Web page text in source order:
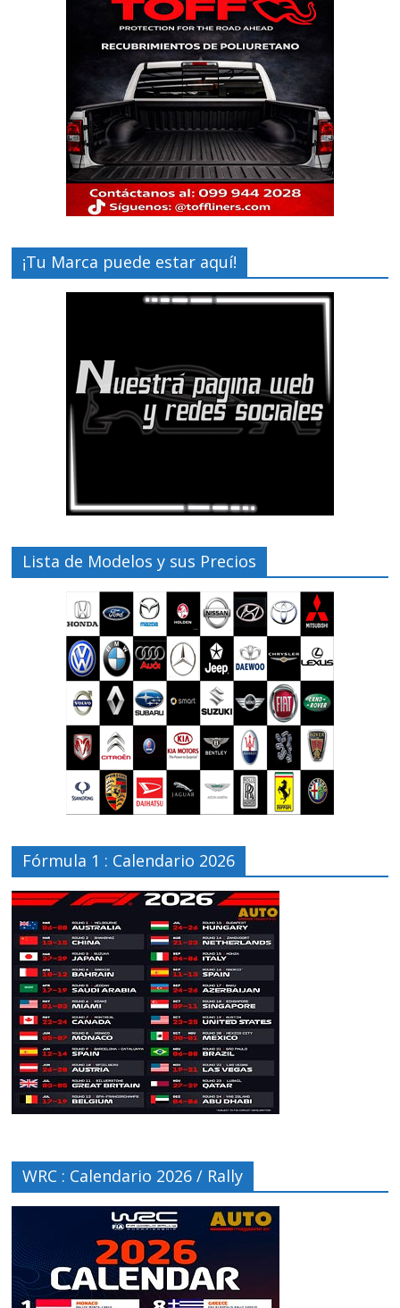
¡Tu Marca puede estar aquí!
Lista de Modelos y sus Precios
Fórmula 1 : Calendario 2026
WRC : Calendario 2026 / Rally